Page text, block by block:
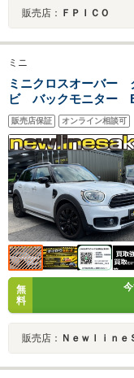
販売店： ＦＰＩＣＯ
ミニ
ミニクロスオーバ
ビ バックモニター
AW ルーフレール
販売店保証 オンライン相談可
無
料
販売店： Ｎｅｗｌｉｎｅ